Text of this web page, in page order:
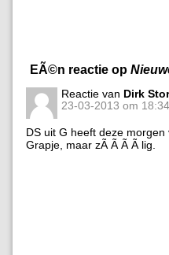
EÃ©n reactie op
Reactie van Dirk
23-03-2013 om 18:34
DS uit G heeft deze
Grapje, maar zÃ Ã Ã Ã lig.